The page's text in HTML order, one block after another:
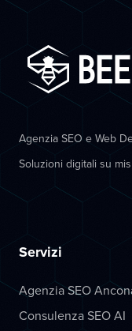
Agenzia SEO e Web
Soluzioni digitali su
Servizi
Agenzia SEO
Consulenza SEO AI